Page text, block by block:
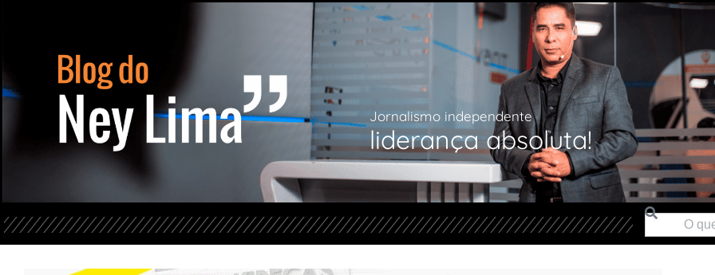
Jornalismo independente
liderança absoluta!